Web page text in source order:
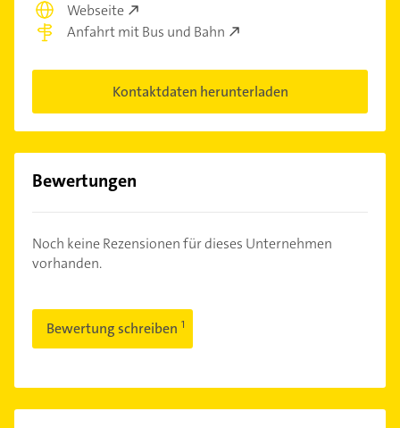
Webseite
Anfahrt mit Bus und Bahn
Kontaktdaten herunterladen
Bewertungen
Noch keine Rezensionen für dieses Unternehmen
vorhanden.
Bewertung schreiben